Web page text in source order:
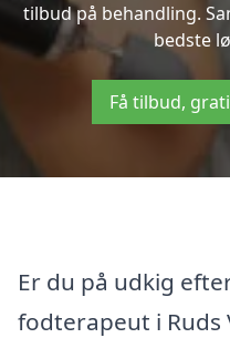
tilbud på behandling.
bedste
Få tilbud,
Er du på udkig
fodterapeut i Ruds